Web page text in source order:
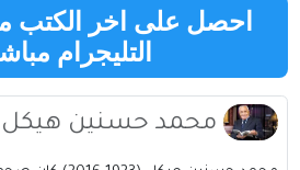
احصل على اخر الكتب
التليجرام
محمد حسنين هيكل